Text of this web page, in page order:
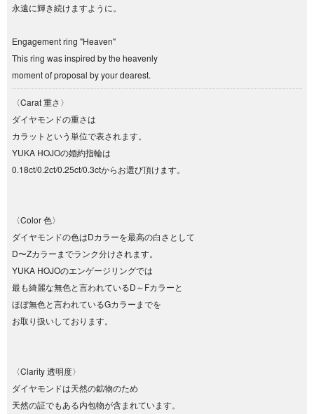
永遠に輝き続けますように。
Engagement ring "Heaven"
This ring was inspired by the heavenly
moment of proposal by your dearest.
〈Carat 重さ〉
ダイヤモンドの重さは
カラットという単位で表されます。
YUKA HOJOの婚約指輪は
0.18ct/0.2ct/0.25ct/0.3ctからお選び頂けます。
〈Color 色〉
ダイヤモンドの色はDカラーを最高の白さとして
D〜Zカラーまでランク分けされます。
YUKA HOJOのエンゲージリングでは
最も綺麗な無色と言われているD～Fカラーと
ほぼ無色と言われているGカラーまでを
お取り扱いしております。
〈Clarity 透明度〉
ダイヤモンドは天然の鉱物のため
天然の証でもある内包物が含まれています。